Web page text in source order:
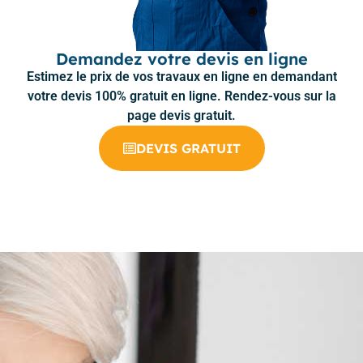
Demandez votre devis en ligne
Estimez le prix de vos travaux en ligne en demandant
votre devis 100% gratuit en ligne. Rendez-vous sur la
page devis gratuit.
DEVIS GRATUIT